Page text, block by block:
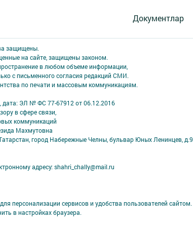
Документлар
защищены.
на сайте, защищены законом.
в любом объеме информации,
с письменного согласия редакций СМИ.
по печати и массовым коммуникациям.
дата: ЭЛ № ФС 77-67912 от 06.12.2016
в сфере связи,
коммуникаций
Махмутовна
город Набережные Челны, бульвар Юных Ленинцев, д.9
адресу: shahri_chally@mail.ru
для персонализации сервисов и удобства пользователей сайтом.
в настройках браузера.